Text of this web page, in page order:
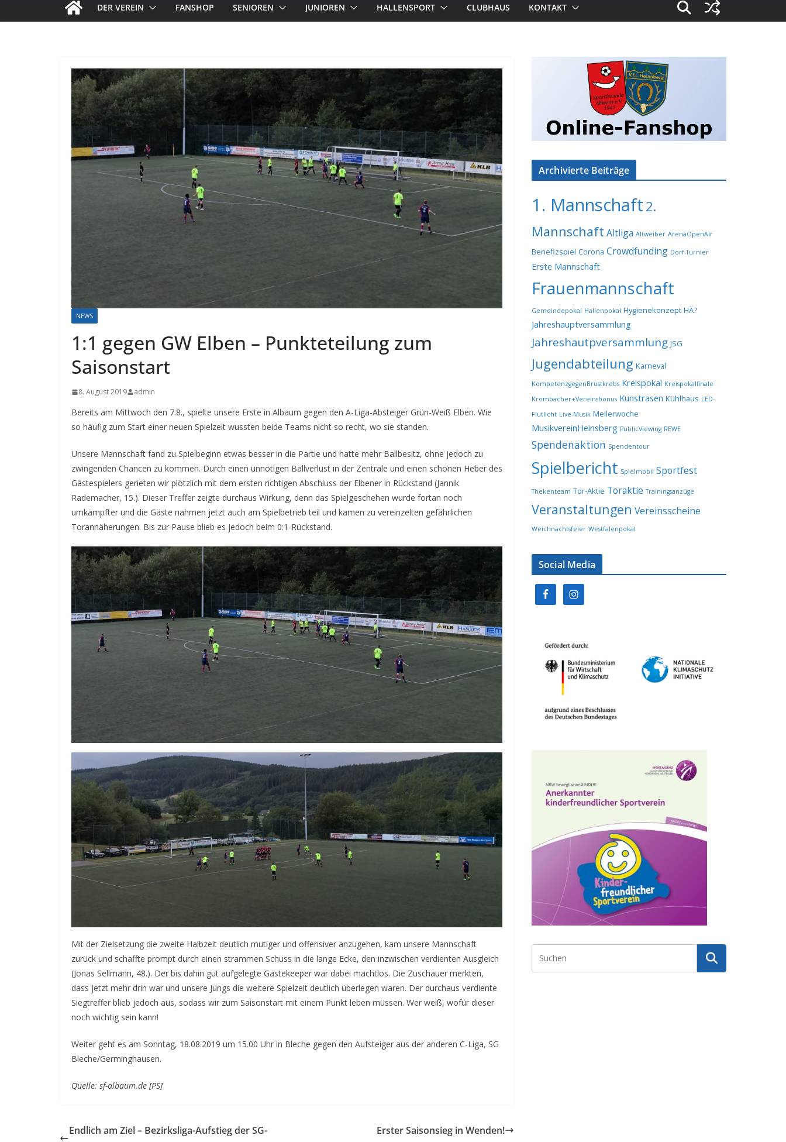
DER VEREIN FANSHOP SENIOREN JUNIOREN HALLENSPORT CLUBHAUS KONTAKT
NEWS
1:1 gegen GW Elben – Punkteteilung zum
Saisonstart
8. August 2019 admin
Bereits am Mittwoch den 7.8., spielte unsere Erste in Albaum gegen den A-Liga-Absteiger Grün-Weiß Elben. Wie
so häufig zum Start einer neuen Spielzeit wussten beide Teams nicht so recht, wo sie standen.
Unsere Mannschaft fand zu Spielbeginn etwas besser in die Partie und hatte mehr Ballbesitz, ohne jedoch zu
zwingenden Chancen zu kommen. Durch einen unnötigen Ballverlust in der Zentrale und einen schönen Heber des
Gästespielers gerieten wir plötzlich mit dem ersten richtigen Abschluss der Elbener in Rückstand (Jannik
Rademacher, 15.). Dieser Treffer zeigte durchaus Wirkung, denn das Spielgeschehen wurde fortan noch
umkämpfter und die Gäste nahmen jetzt auch am Spielbetrieb teil und kamen zu vereinzelten gefährlichen
Torannäherungen. Bis zur Pause blieb es jedoch beim 0:1-Rückstand.
Mit der Zielsetzung die zweite Halbzeit deutlich mutiger und offensiver anzugehen, kam unsere Mannschaft
zurück und schaffte prompt durch einen strammen Schuss in die lange Ecke, den inzwischen verdienten Ausgleich
(Jonas Sellmann, 48.). Der bis dahin gut aufgelegte Gästekeeper war dabei machtlos. Die Zuschauer merkten,
dass jetzt mehr drin war und unsere Jungs die weitere Spielzeit deutlich überlegen waren. Der durchaus verdiente
Siegtreffer blieb jedoch aus, sodass wir zum Saisonstart mit einem Punkt leben müssen. Wer weiß, wofür dieser
noch wichtig sein kann!
Weiter geht es am Sonntag, 18.08.2019 um 15.00 Uhr in Bleche gegen den Aufsteiger aus der anderen C-Liga, SG
Bleche/Germinghausen.
Quelle: sf-albaum.de [PS]
Endlich am Ziel – Bezirksliga-Aufstieg der SG-
Erster Saisonsieg in Wenden!
Archivierte Beiträge
1. Mannschaft 2.
Mannschaft Altliga Altweiber ArenaOpenAir
Benefizspiel Corona Crowdfunding Dorf-Turnier
Erste Mannschaft
Frauenmannschaft
Gemeindepokal Hallenpokal Hygienekonzept HÄ?
Jahreshauptversammlung
Jahreshautpversammlung JSG
Jugendabteilung Karneval
KompetenzgegenBrustkrebs Kreispokal Kreispokalfinale
Krombacher+Vereinsbonus Kunstrasen Kühlhaus LED-
Flutlicht Live-Musik Meilerwoche
MusikvereinHeinsberg PublicViewing REWE
Spendenaktion Spendentour
Spielbericht Spielmobil Sportfest
Thekenteam Tor-Aktie Toraktie Trainingsanzüge
Veranstaltungen Vereinsscheine
Weichnachtsfeier Westfalenpokal
Social Media